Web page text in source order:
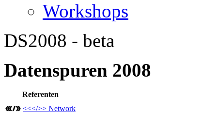
Workshops
DS2008 - beta
Datenspuren 2008
Referenten
<<</>> Network